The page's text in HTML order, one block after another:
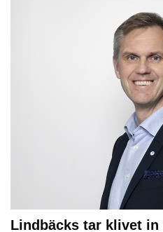
Lindbäcks tar klivet in